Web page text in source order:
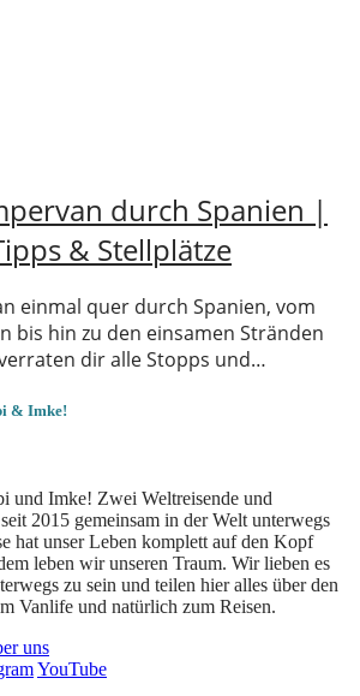
durch Spanien |
& Stellplätze
einmal quer durch Spanien, vom
bis hin zu den einsamen Stränden
dir alle Stopps und…
& Imke!
und Imke! Zwei Weltreisende und
2015 gemeinsam in der Welt unterwegs
hat unser Leben komplett auf den Kopf
leben wir unseren Traum. Wir lieben es
zu sein und teilen hier alles über den
Vanlife und natürlich zum Reisen.
uns
YouTube